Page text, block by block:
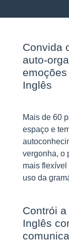
Convida
auto-
Inglês
Mais de 60
espaço e
vergonha, o
mais flexível
uso da
Contrói
Inglês